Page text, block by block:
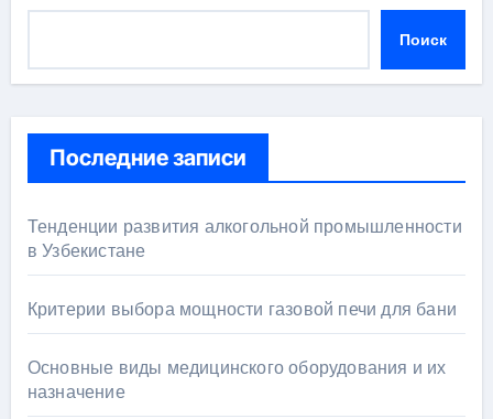
Поиск
Последние записи
Тенденции развития алкогольной промышленности
в Узбекистане
Критерии выбора мощности газовой печи для бани
Основные виды медицинского оборудования и их
назначение